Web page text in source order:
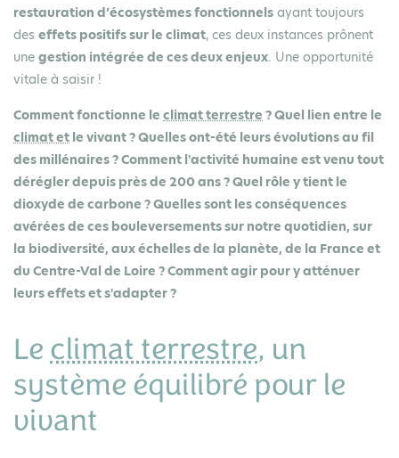
restauration d’écosystèmes fonctionnels ayant toujours
des effets positifs sur le climat, ces deux instances prônent
une gestion intégrée de ces deux enjeux. Une opportunité
vitale à saisir !
Comment fonctionne le climat terrestre ? Quel lien entre le
climat et le vivant ? Quelles ont-été leurs évolutions au fil
des millénaires ? Comment l'activité humaine est venu tout
dérégler depuis près de 200 ans ? Quel rôle y tient le
dioxyde de carbone ? Quelles sont les conséquences
avérées de ces bouleversements sur notre quotidien, sur
la biodiversité, aux échelles de la planète, de la France et
du Centre-Val de Loire ? Comment agir pour y atténuer
leurs effets et s'adapter ?
Leclimat terrestre, un
système équilibré pour le
vivant